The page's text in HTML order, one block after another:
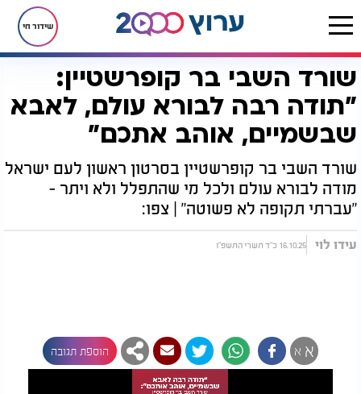
שידור חי
דף הבית רץ בוואטסאפ שורד השבי בר קופרשטיין: "תודה רבה לבורא עולם, לאבא שבשמיים, אוהב אתכם"
שורד השבי בר קופרשטיין:
"תודה רבה לבורא עולם, לאבא
שבשמיים, אוהב אתכם"
שורד השבי בר קופרשטיין בסרטון ראשון לעם ישראל
מודה לבורא עולם ולכל מי שהתפלל ולא ויתר -
"עברתי תקופה לא פשוטה" | צפו:
עידו לוי 16.10.25 כ"ד תשרי התשפ"ו
א א הוספת תגובה